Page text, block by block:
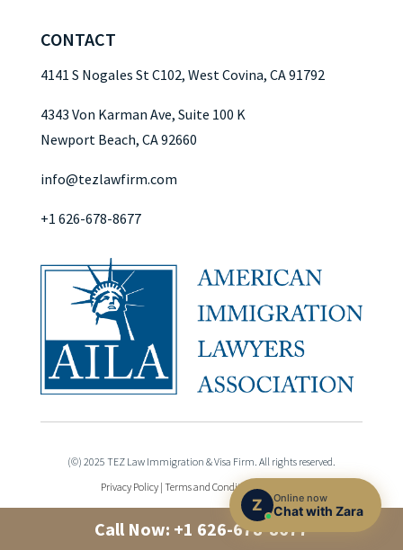
CONTACT
4141 S Nogales St C102, West Covina, CA 91792
4343 Von Karman Ave, Suite 100 K
Newport Beach, CA 92660
info@tezlawfirm.com
+1 626-678-8677
(©) 2025 TEZ Law Immigration & Visa Firm. All rights reserved.
Privacy Policy| Terms and Conditions|
Call Now: +1 626-678-8677
Z Online now
Chat with Zara